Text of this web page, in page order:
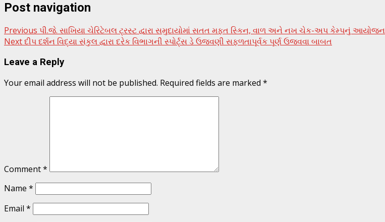
Link
Post navigation
Previous પી.જે. સાખિયા ચેરિટેબલ ટ્રસ્ટ દ્વારા સમુદાયોમાં સતત મફત સ્કિન, વાળ અને નખ ચેક-અપ કેમ્પનું આયોજન
Nextદીપ દર્શન વિદ્યા સંકુલ દ્વારા દરેક વિભાગની સ્પોર્ટ્સ ડે ઉજવણી સફળતાપૂર્વક પૂર્ણ ઉજવવા બાબત
Leave a Reply
Your email address will not be published. Required fields are marked *
Comment*
Name *
Email *